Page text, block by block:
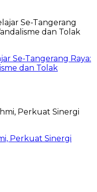
Se-Tangerang Raya:
dan Tolak
Perkuat Sinergi